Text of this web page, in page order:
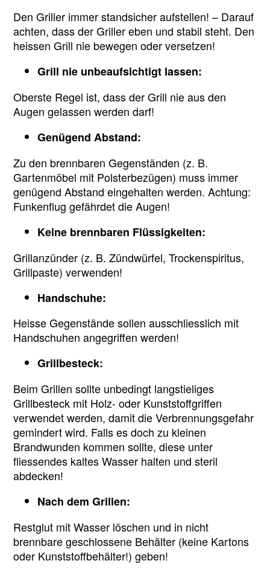
Den Griller immer standsicher aufstellen! – Darauf
achten, dass der Griller eben und stabil steht. Den
heissen Grill nie bewegen oder versetzen!
Grill nie unbeaufsichtigt lassen:
Oberste Regel ist, dass der Grill nie aus den
Augen gelassen werden darf!
Genügend Abstand:
Zu den brennbaren Gegenständen (z. B.
Gartenmöbel mit Polsterbezügen) muss immer
genügend Abstand eingehalten werden. Achtung:
Funkenflug gefährdet die Augen!
Keine brennbaren Flüssigkeiten:
Grillanzünder (z. B. Zündwürfel, Trockenspiritus,
Grillpaste) verwenden!
Handschuhe:
Heisse Gegenstände sollen ausschliesslich mit
Handschuhen angegriffen werden!
Grillbesteck:
Beim Grillen sollte unbedingt langstieliges
Grillbesteck mit Holz- oder Kunststoffgriffen
verwendet werden, damit die Verbrennungsgefahr
gemindert wird. Falls es doch zu kleinen
Brandwunden kommen sollte, diese unter
fliessendes kaltes Wasser halten und steril
abdecken!
Nach dem Grillen:
Restglut mit Wasser löschen und in nicht
brennbare geschlossene Behälter (keine Kartons
oder Kunststoffbehälter!) geben!